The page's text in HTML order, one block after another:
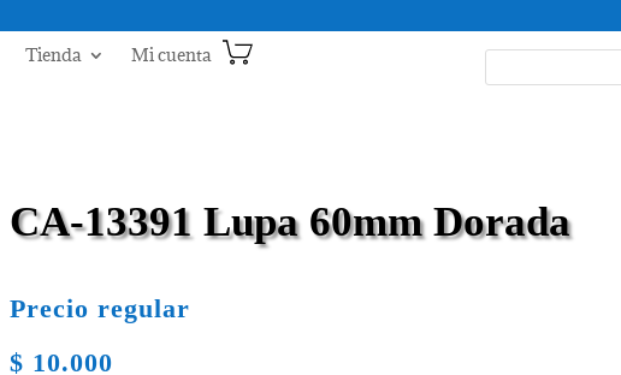
Tienda Mi cuenta
CA-13391 Lupa 60mm Dorada
Precio regular
$ 10.000